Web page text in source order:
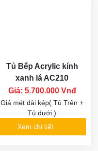
Tủ Bếp Acrylic kính
xanh lá AC210
Giá: 5.700.000 Vnđ
Giá mét dài kép( Tủ Trên +
Tủ dưới )
Xem chi tiết